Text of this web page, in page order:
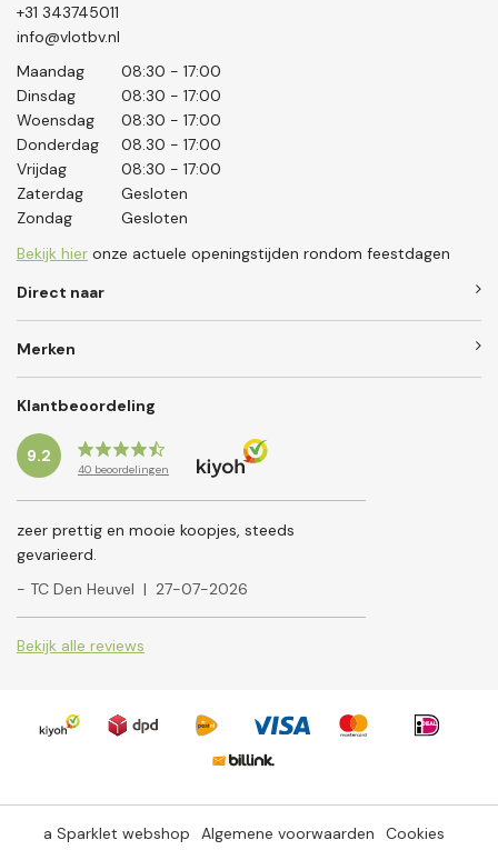
+31 343745011
info@vlotbv.nl
Maandag
08:30 - 17:00
Dinsdag
08:30 - 17:00
Woensdag
08:30 - 17:00
Donderdag
08.30 - 17:00
Vrijdag
08:30 - 17:00
Zaterdag
Gesloten
Zondag
Gesloten
Bekijk hier onze actuele openingstijden rondom feestdagen
Direct naar
Merken
Klantbeoordeling
9.2
40 beoordelingen
zeer prettig en mooie koopjes, steeds
gevarieerd.
- TC Den Heuvel | 27-07-2026
Bekijk alle reviews
a Sparklet webshop Algemene voorwaarden Cookies